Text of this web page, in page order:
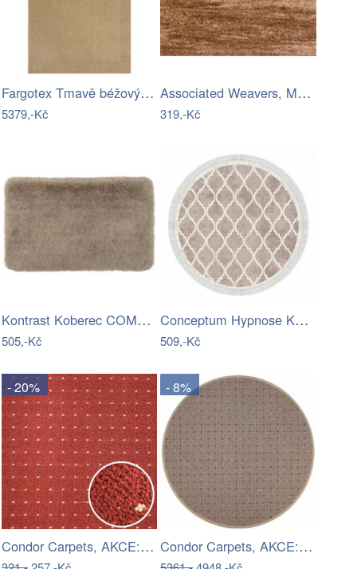
Fargotex Tmavě béžový koberec Deserto…
5379,-Kč
Associated Weavers, Metrážový koberec…
319,-Kč
Kontrast Koberec COMFIT 90x150 cm…
505,-Kč
Conceptum Hypnose Kulatý koberec Fence…
509,-Kč
- 20%
Condor Carpets, AKCE: ????????️120x160…
- 8%
Condor Carpets, AKCE: 400x400 (průměr)…